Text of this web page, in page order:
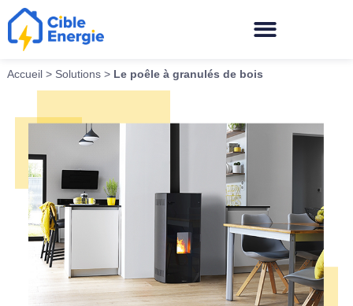
Accueil> Solutions> Le poêle à granulés de bois